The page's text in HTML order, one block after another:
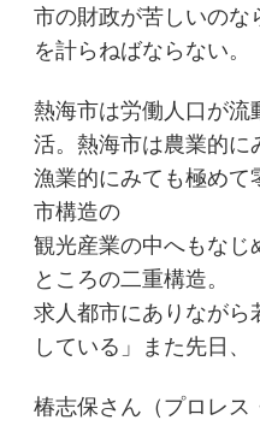
市の財政が苦しいのな
を計らねばならない。
熱海市は労働人口が流
活。熱海市は農業的に
漁業的にみても極めて
市構造の
観光産業の中へもなじ
ところの二重構造。
求人都市にありながら
している」また先日、
椿志保さん（プロレス